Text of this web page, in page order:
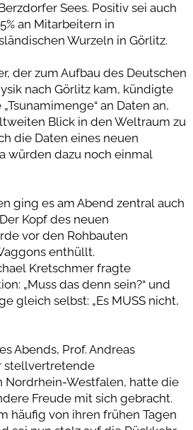
Sees. Positiv sei auch
an Mitarbeitern in
Wurzeln in Görlitz.
der zum Aufbau des Deutschen
nach Görlitz kam, kündigte
an Daten an,
Blick in den Weltraum zu
die Daten eines neuen
würden dazu noch einmal
ging es am Abend zentral auch
Kopf des neuen
vor den Rohbauten
enthüllt.
Kretschmer fragte
„Muss das denn sein?“ und
gleich selbst: „Es MUSS nicht,
Abends, Prof. Andreas
stellvertretende
Nordrhein-Westfalen, hatte die
Freude mit sich gebracht.
häufig von ihren frühen Tagen